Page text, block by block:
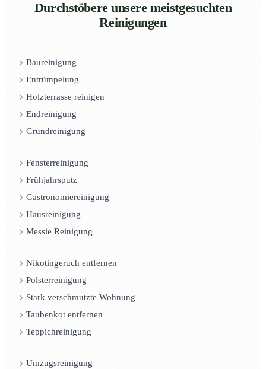
Durchstöbere unsere meistgesuchten
Reinigungen
Baureinigung
Entrümpelung
Holzterrasse reinigen
Endreinigung
Grundreinigung
Fensterreinigung
Frühjahrsputz
Gastronomiereinigung
Hausreinigung
Messie Reinigung
Nikotingeruch entfernen
Polsterreinigung
Stark verschmutzte Wohnung
Taubenkot entfernen
Teppichreinigung
Umzugsreinigung